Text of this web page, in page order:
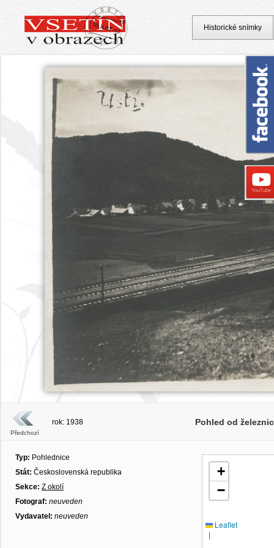
Předchozí
rok: 1938 Pohled od
Typ: Pohlednice
Stát: Československá republika
Sekce: Z okolí
Fotograf: neuveden
Vydavatel: neuveden
+
−
Leaflet
|
Historické snímky